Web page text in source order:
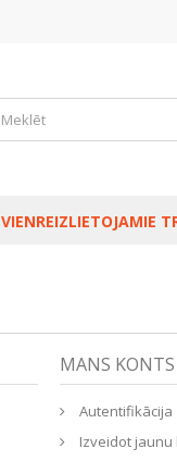
VIENREIZLIETOJAMIE
MANS KONTS
Autentifikācija
Izveidot jaunu